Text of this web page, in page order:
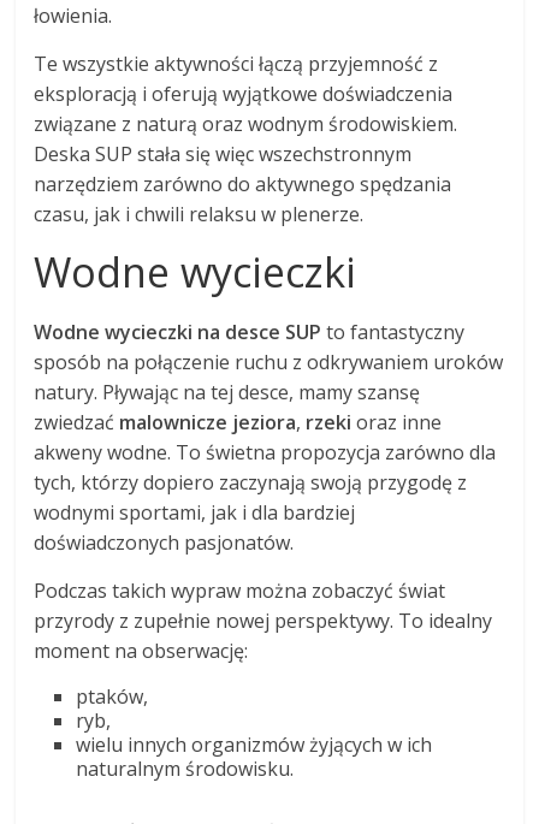
łowienia.
Te wszystkie aktywności łączą przyjemność z
eksploracją i oferują wyjątkowe doświadczenia
związane z naturą oraz wodnym środowiskiem.
Deska SUP stała się więc wszechstronnym
narzędziem zarówno do aktywnego spędzania
czasu, jak i chwili relaksu w plenerze.
Wodne wycieczki
Wodne wycieczki na desce SUP to fantastyczny
sposób na połączenie ruchu z odkrywaniem uroków
natury. Pływając na tej desce, mamy szansę
zwiedzać malownicze jeziora, rzeki oraz inne
akweny wodne. To świetna propozycja zarówno dla
tych, którzy dopiero zaczynają swoją przygodę z
wodnymi sportami, jak i dla bardziej
doświadczonych pasjonatów.
Podczas takich wypraw można zobaczyć świat
przyrody z zupełnie nowej perspektywy. To idealny
moment na obserwację:
ptaków,
ryb,
wielu innych organizmów żyjących w ich
naturalnym środowisku.